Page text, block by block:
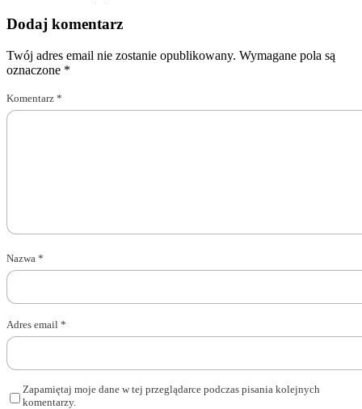
Dodaj komentarz
Twój adres email nie zostanie opublikowany. Wymagane pola są
oznaczone *
Komentarz *
Nazwa *
Adres email *
Zapamiętaj moje dane w tej przeglądarce podczas pisania kolejnych
komentarzy.